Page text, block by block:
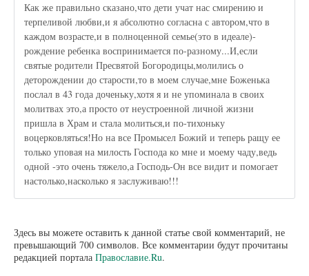
Как же правильно сказано,что дети учат нас смирению и
терпеливой любви,и я абсолютно согласна с автором,что в
каждом возрасте,и в полноценной семье(это в идеале)-
рождение ребенка воспринимается по-разному...И,если
святые родители Пресвятой Богородицы,молились о
деторождении до старости,то в моем случае,мне Боженька
послал в 43 года доченьку,хотя я и не упоминала в своих
молитвах это,а просто от неустроенной личной жизни
пришла в Храм и стала молиться,и по-тихоньку
воцерковляться!Но на все Промысел Божий и теперь ращу ее
только уповая на милость Господа ко мне и моему чаду,ведь
одной -это очень тяжело,а Господь-Он все видит и помогает
настолько,насколько я заслуживаю!!!
Здесь вы можете оставить к данной статье свой комментарий, не
превышающий 700 символов. Все комментарии будут прочитаны
редакцией портала Православие.Ru.